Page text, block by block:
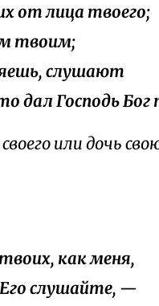
от лица твоего;
твоим;
слушают
дал Господь Бог
или дочь
как меня,
слушайте, —